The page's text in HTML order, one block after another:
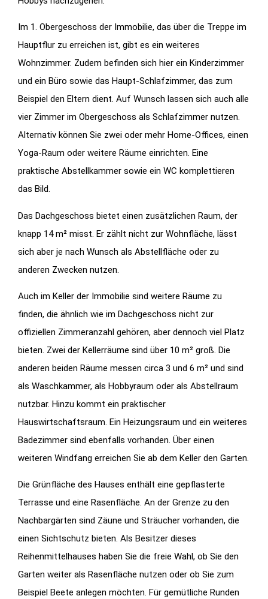
Im 1. Obergeschoss der Immobilie, das über die Treppe im
Hauptflur zu erreichen ist, gibt es ein weiteres
Wohnzimmer. Zudem befinden sich hier ein Kinderzimmer
und ein Büro sowie das Haupt-Schlafzimmer, das zum
Beispiel den Eltern dient. Auf Wunsch lassen sich auch alle
vier Zimmer im Obergeschoss als Schlafzimmer nutzen.
Alternativ können Sie zwei oder mehr Home-Offices, einen
Yoga-Raum oder weitere Räume einrichten. Eine
praktische Abstellkammer sowie ein WC komplettieren
das Bild.
Das Dachgeschoss bietet einen zusätzlichen Raum, der
knapp 14 m² misst. Er zählt nicht zur Wohnfläche, lässt
sich aber je nach Wunsch als Abstellfläche oder zu
anderen Zwecken nutzen.
Auch im Keller der Immobilie sind weitere Räume zu
finden, die ähnlich wie im Dachgeschoss nicht zur
offiziellen Zimmeranzahl gehören, aber dennoch viel Platz
bieten. Zwei der Kellerräume sind über 10 m² groß. Die
anderen beiden Räume messen circa 3 und 6 m² und sind
als Waschkammer, als Hobbyraum oder als Abstellraum
nutzbar. Hinzu kommt ein praktischer
Hauswirtschaftsraum. Ein Heizungsraum und ein weiteres
Badezimmer sind ebenfalls vorhanden. Über einen
weiteren Windfang erreichen Sie ab dem Keller den Garten.
Die Grünfläche des Hauses enthält eine gepflasterte
Terrasse und eine Rasenfläche. An der Grenze zu den
Nachbargärten sind Zäune und Sträucher vorhanden, die
einen Sichtschutz bieten. Als Besitzer dieses
Reihenmittelhauses haben Sie die freie Wahl, ob Sie den
Garten weiter als Rasenfläche nutzen oder ob Sie zum
Beispiel Beete anlegen möchten. Für gemütliche Runden